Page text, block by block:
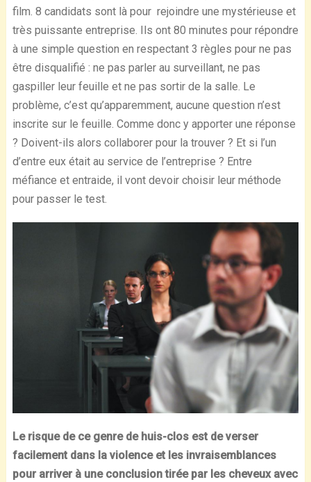
film. 8 candidats sont là pour rejoindre une mystérieuse et
très puissante entreprise. Ils ont 80 minutes pour répondre
à une simple question en respectant 3 règles pour ne pas
être disqualifié : ne pas parler au surveillant, ne pas
gaspiller leur feuille et ne pas sortir de la salle. Le
problème, c’est qu’apparemment, aucune question n’est
inscrite sur le feuille. Comme donc y apporter une réponse
? Doivent-ils alors collaborer pour la trouver ? Et si l’un
d’entre eux était au service de l’entreprise ? Entre
méfiance et entraide, il vont devoir choisir leur méthode
pour passer le test.
Le risque de ce genre de huis-clos est de verser
facilement dans la violence et les invraisemblances
pour arriver à une conclusion tirée par les cheveuxavec